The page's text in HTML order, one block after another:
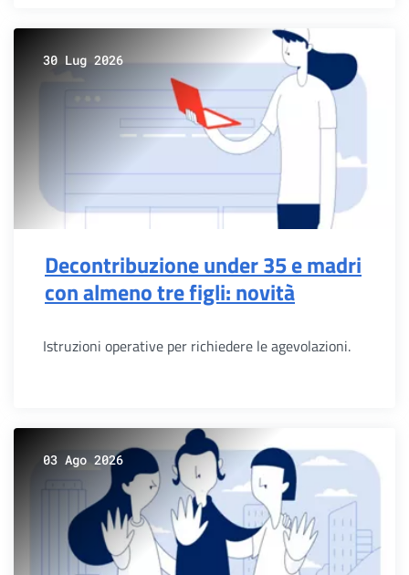
30 Lug 2026
Decontribuzione under 35 e madri
con almeno tre figli: novità
Istruzioni operative per richiedere le agevolazioni.
03 Ago 2026